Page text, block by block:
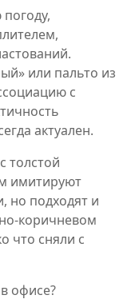
или пальто из
с
актуален.
толстой
имитируют
но подходят и
что сняли с
офисе?